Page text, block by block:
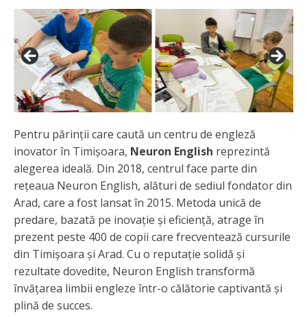
Pentru părinții care caută un centru de engleză
inovator în Timișoara, Neuron English reprezintă
alegerea ideală. Din 2018, centrul face parte din
rețeaua Neuron English, alături de sediul fondator din
Arad, care a fost lansat în 2015. Metoda unică de
predare, bazată pe inovație și eficiență, atrage în
prezent peste 400 de copii care frecventează cursurile
din Timișoara și Arad. Cu o reputație solidă și
rezultate dovedite, Neuron English transformă
învățarea limbii engleze într-o călătorie captivantă și
plină de succes.